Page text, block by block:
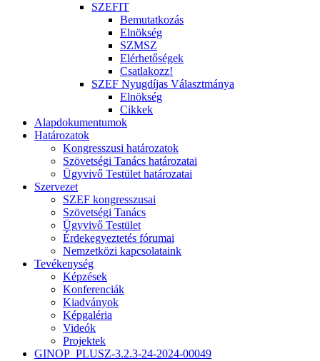
SZEFIT
Bemutatkozás
Elnökség
SZMSZ
Elérhetőségek
Csatlakozz!
SZEF Nyugdíjas Választmánya
Elnökség
Cikkek
Alapdokumentumok
Határozatok
Kongresszusi határozatok
Szövetségi Tanács határozatai
Ügyvivő Testület határozatai
Szervezet
SZEF kongresszusai
Szövetségi Tanács
Ügyvivő Testület
Érdekegyeztetés fórumai
Nemzetközi kapcsolataink
Tevékenység
Képzések
Konferenciák
Kiadványok
Képgaléria
Videók
Projektek
GINOP_PLUSZ-3.2.3-24-2024-00049